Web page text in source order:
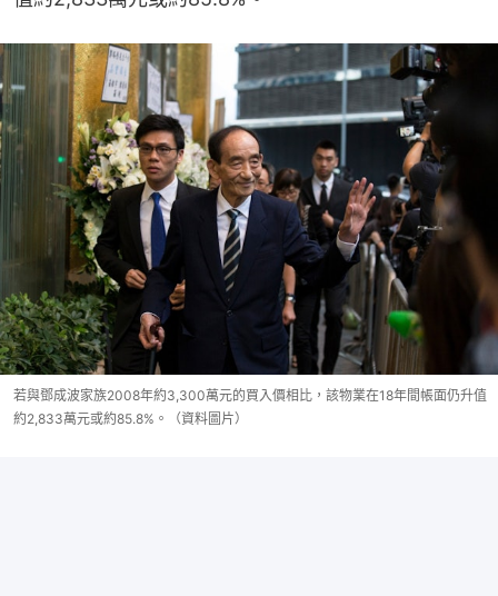
若與鄧成波家族2008年約3,300萬元的買入價相比，該物業在18年間帳面仍升值
約2,833萬元或約85.8%。（資料圖片）